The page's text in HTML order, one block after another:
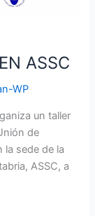
ASSC
WP
un taller
de
la sede de la
ASSC, a